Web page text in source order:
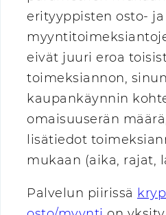
erityyppisten osto- ja
eivät juuri eroa
toimeksiannon,
kaupankäynnin
omaisuuserän
lisätiedot
mukaan (aika, rajat,
Palvelun piirissä